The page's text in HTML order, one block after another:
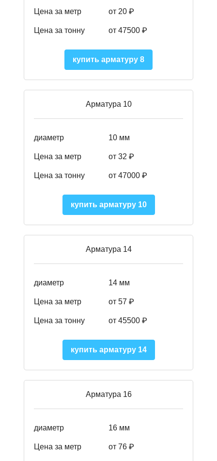
Цена за метр от 20 ₽
Цена за тонну от 47500 ₽
купить арматуру 8
Арматура 10
диаметр 10 мм
Цена за метр от 32 ₽
Цена за тонну от 47000 ₽
купить арматуру 10
Арматура 14
диаметр 14 мм
Цена за метр от 57 ₽
Цена за тонну от 45500 ₽
купить арматуру 14
Арматура 16
диаметр 16 мм
Цена за метр от 76 ₽